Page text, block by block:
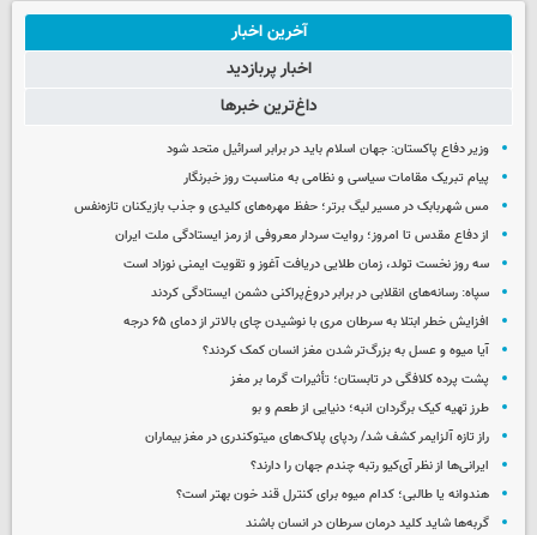
آخرین اخبار
اخبار پربازدید
داغ‌ترین خبرها
وزیر دفاع پاکستان: جهان اسلام باید در برابر اسرائیل متحد شود
پیام تبریک مقامات سیاسی و نظامی به مناسبت روز خبرنگار
مس شهربابک در مسیر لیگ برتر؛ حفظ مهره‌های کلیدی و جذب بازیکنان تازه‌نفس
از دفاع مقدس تا امروز؛ روایت سردار معروفی از رمز ایستادگی ملت ایران
سه روز نخست تولد، زمان طلایی دریافت آغوز و تقویت ایمنی نوزاد است
سپاه: رسانه‌های انقلابی در برابر دروغ‌پراکنی دشمن ایستادگی کردند
افزایش خطر ابتلا به سرطان مری با نوشیدن چای بالاتر از دمای ۶۵ درجه
آیا میوه و عسل به بزرگ‌تر شدن مغز انسان کمک کردند؟
پشت پرده کلافگی در تابستان؛ تأثیرات گرما بر مغز
طرز تهیه کیک برگردان انبه؛ دنیایی از طعم و بو
راز تازه آلزایمر کشف شد/ ردپای پلاک‌های میتوکندری در مغز بیماران
ایرانی‌ها از نظر آی‌کیو رتبه چندم جهان را دارند؟
هندوانه یا طالبی؛ کدام‌ میوه برای کنترل قند خون بهتر است؟
گربه‌ها شاید کلید درمان سرطان در انسان باشند